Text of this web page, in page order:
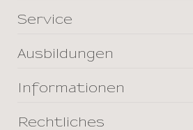
Service
Ausbildungen
Informationen
Rechtliches